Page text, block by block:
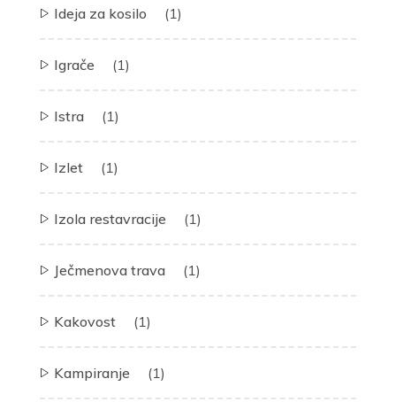
Ideja za kosilo (1)
Igrače (1)
Istra (1)
Izlet (1)
Izola restavracije (1)
Ječmenova trava (1)
Kakovost (1)
Kampiranje (1)